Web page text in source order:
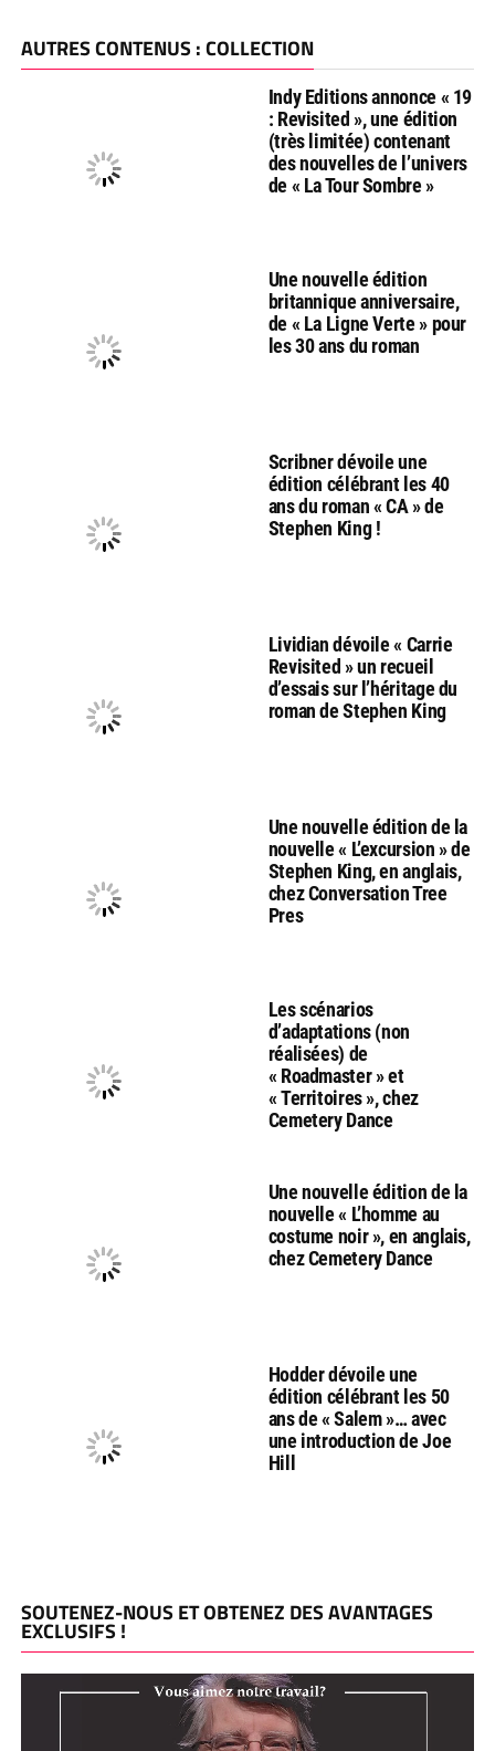
AUTRES CONTENUS : COLLECTION
Indy Editions annonce « 19
: Revisited », une édition
(très limitée) contenant
des nouvelles de l’univers
de « La Tour Sombre »
Une nouvelle édition
britannique anniversaire,
de « La Ligne Verte » pour
les 30 ans du roman
Scribner dévoile une
édition célébrant les 40
ans du roman « CA » de
Stephen King !
Lividian dévoile « Carrie
Revisited » un recueil
d’essais sur l’héritage du
roman de Stephen King
Une nouvelle édition de la
nouvelle « L’excursion » de
Stephen King, en anglais,
chez Conversation Tree
Pres
Les scénarios
d’adaptations (non
réalisées) de
« Roadmaster » et
« Territoires », chez
Cemetery Dance
Une nouvelle édition de la
nouvelle « L’homme au
costume noir », en anglais,
chez Cemetery Dance
Hodder dévoile une
édition célébrant les 50
ans de « Salem »… avec
une introduction de Joe
Hill
SOUTENEZ-NOUS ET OBTENEZ DES AVANTAGES
EXCLUSIFS !